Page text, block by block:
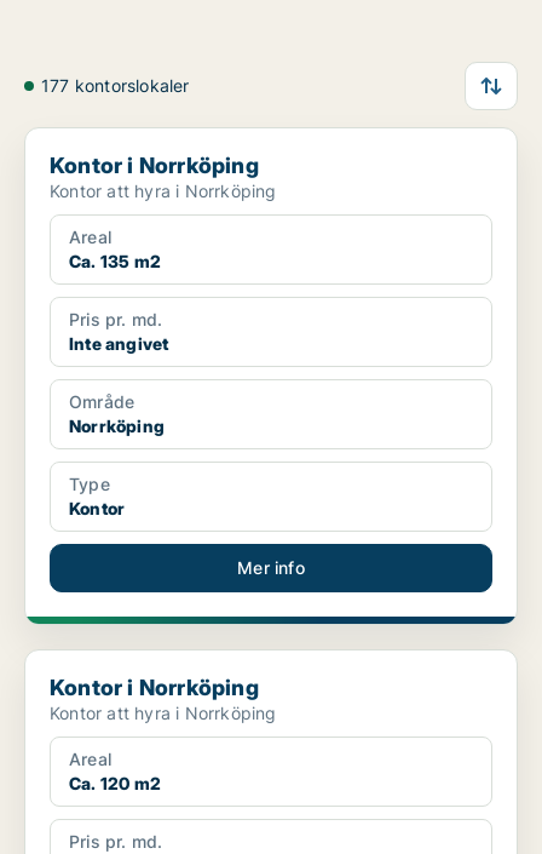
177 kontorslokaler
Kontor i Norrköping
Kontor i Norrköping
Kontor att hyra i Norrköping
Areal
Ca. 135 m2
Pris pr. md.
Inte angivet
Område
Norrköping
Type
Kontor
Mer info
Kontor i Norrköping
Kontor i Norrköping
Kontor att hyra i Norrköping
Areal
Ca. 120 m2
Pris pr. md.